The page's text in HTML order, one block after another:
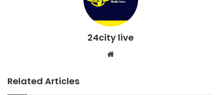
24city live
Related Articles